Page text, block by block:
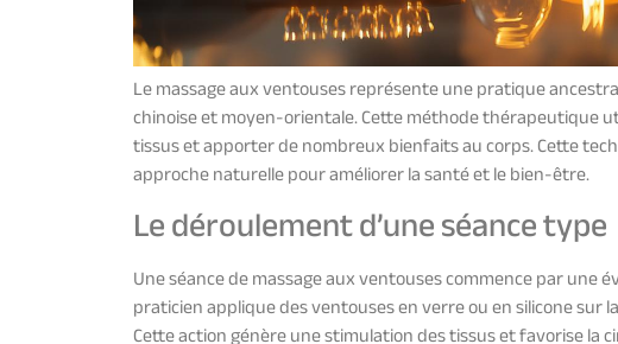
Le massage aux ventouses représente une pratique
chinoise et moyen-orientale. Cette méthode thérapeutique
tissus et apporter de nombreux bienfaits au corps. Cette
approche naturelle pour améliorer la santé et le bien-être.
Le déroulement d’une séance type
Une séance de massage aux ventouses commence par une
praticien applique des ventouses en verre ou en silicone sur
Cette action génère une stimulation des tissus et favorise la